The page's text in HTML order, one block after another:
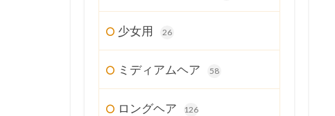
少女用 26
ミディアムヘア 58
ロングヘア 126